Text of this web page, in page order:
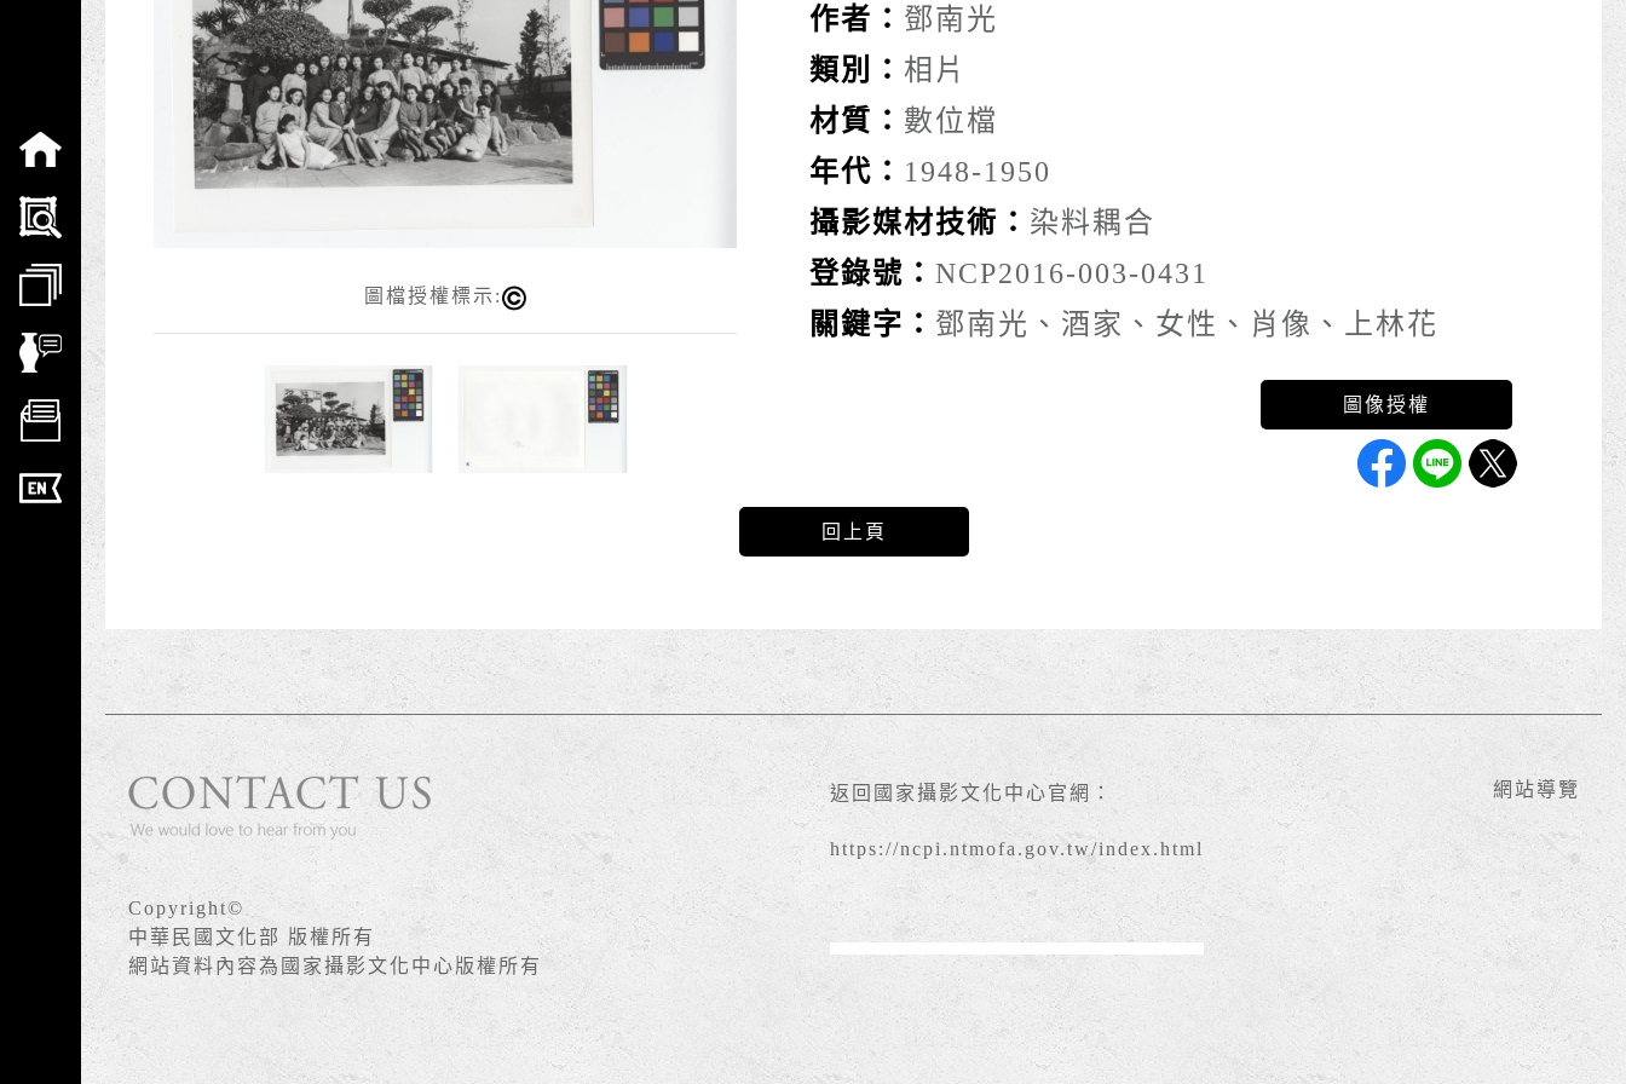
圖檔授權標示:
作者： 鄧南光
類別： 相片
材質： 數位檔
年代： 1948-1950
攝影媒材技術： 染料耦合
登錄號：NCP2016-003-0431
關鍵字： 鄧南光、酒家、女性、肖像、上林花
回上頁
Copyright©
中華民國文化部 版權所有
網站資料內容為國家攝影文化中心版權所有
返回國家攝影文化中心官網：
https://ncpi.ntmofa.gov.tw/index.html
網站導覽